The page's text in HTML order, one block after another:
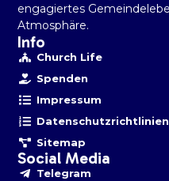
engagiertes
Atmosphäre.
Info
Church Life
Spenden
Impressum
Datenschutzrichtlinien
Sitemap
Social Media
Telegram